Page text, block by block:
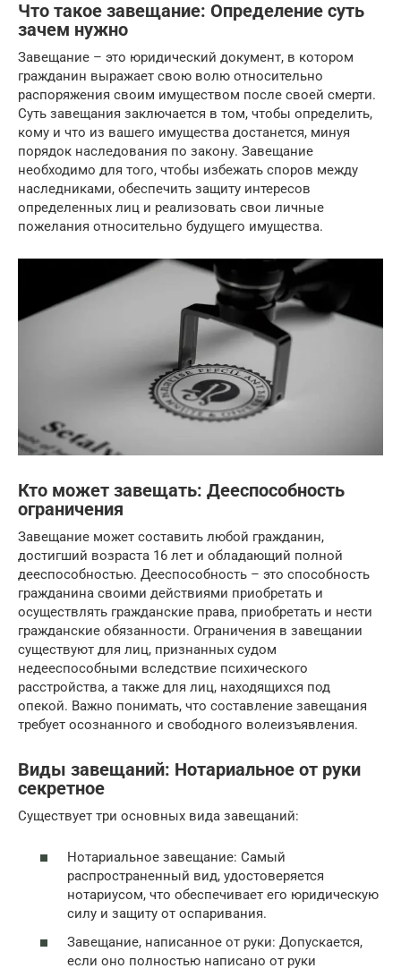
Что такое завещание: Определение суть
зачем нужно
Завещание – это юридический документ, в котором
гражданин выражает свою волю относительно
распоряжения своим имуществом после своей смерти.
Суть завещания заключается в том, чтобы определить,
кому и что из вашего имущества достанется, минуя
порядок наследования по закону. Завещание
необходимо для того, чтобы избежать споров между
наследниками, обеспечить защиту интересов
определенных лиц и реализовать свои личные
пожелания относительно будущего имущества.
Кто может завещать: Дееспособность
ограничения
Завещание может составить любой гражданин,
достигший возраста 16 лет и обладающий полной
дееспособностью. Дееспособность – это способность
гражданина своими действиями приобретать и
осуществлять гражданские права, приобретать и нести
гражданские обязанности. Ограничения в завещании
существуют для лиц, признанных судом
недееспособными вследствие психического
расстройства, а также для лиц, находящихся под
опекой. Важно понимать, что составление завещания
требует осознанного и свободного волеизъявления.
Виды завещаний: Нотариальное от руки
секретное
Существует три основных вида завещаний:
Нотариальное завещание: Самый
распространенный вид, удостоверяется
нотариусом, что обеспечивает его юридическую
силу и защиту от оспаривания.
Завещание, написанное от руки: Допускается,
если оно полностью написано от руки